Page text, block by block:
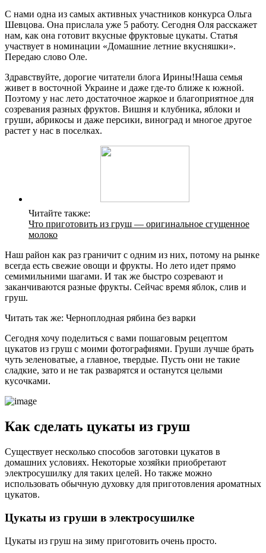
С нами одна из самых активных участников конкурса Ольга
Шевцова. Она прислала уже 5 работу. Сегодня Оля расскажет
нам, как она готовит вкусные фруктовые цукаты. Статья
участвует в номинации «Домашние летние вкусняшки».
Передаю слово Оле.
Здравствуйте, дорогие читатели блога Ирины!Наша семья
живет в восточной Украине и даже где-то ближе к южной.
Поэтому у нас лето достаточное жаркое и благоприятное для
созревания разных фруктов. Вишня и клубника, яблоки и
груши, абрикосы и даже персики, виноград и многое другое
растет у нас в поселках.
Читайте также:
Что приготовить из груш — оригинальное сгущенное
молоко
Наш район как раз граничит с одним из них, потому на рынке
всегда есть свежие овощи и фрукты. Но лето идет прямо
семимильними шагами. И так же быстро созревают и
заканчиваются разные фрукты. Сейчас время яблок, слив и
груш.
Читать так же: Черноплодная рябина без варки
Сегодня хочу поделиться с вами пошаговым рецептом
цукатов из груш с моими фотографиями. Груши лучше брать
чуть зеленоватые, а главное, твердые. Пусть они не такие
сладкие, зато и не так разварятся и останутся целыми
кусочками.
Как сделать цукаты из груш
Существует несколько способов заготовки цукатов в
домашних условиях. Некоторые хозяйки приобретают
электросушилку для таких целей. Но также можно
использовать обычную духовку для приготовления ароматных
цукатов.
Цукаты из груши в электросушилке
Цукаты из груш на зиму приготовить очень просто.